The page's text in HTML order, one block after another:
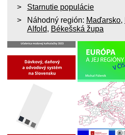
Starnutie populácie
Náhodný región: Maďarsko,
Alfold, Békešská župa